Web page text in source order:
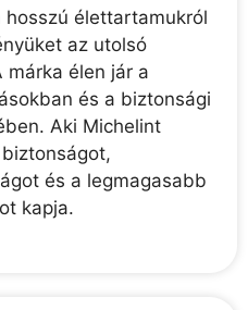
élettartamukról
az utolsó
márka élen jár a
és a biztonsági
Aki Michelint
és a legmagasabb
kapja.